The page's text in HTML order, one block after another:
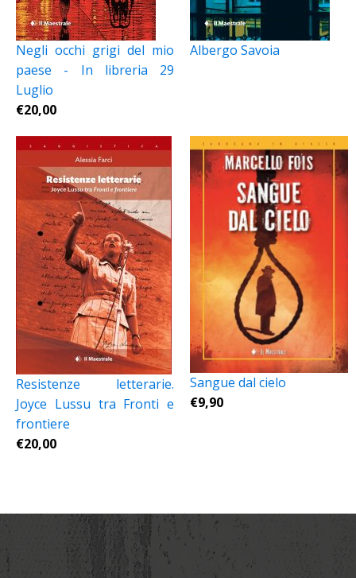
Negli occhi grigi del mio
paese - In libreria 29
Luglio
€20,00
Albergo Savoia
Resistenze letterarie.
Joyce Lussu tra Fronti e
frontiere
€20,00
Sangue dal cielo
€9,90